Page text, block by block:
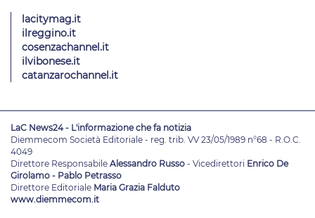
lacitymag.it
ilreggino.it
cosenzachannel.it
ilvibonese.it
catanzarochannel.it
LaC News24 - L'informazione che fa notizia
Diemmecom Società Editoriale - reg. trib. VV 23/05/1989 n°68 - R.O.C.
4049
Direttore Responsabile Alessandro Russo - Vicedirettori Enrico De
Girolamo - Pablo Petrasso
Direttore Editoriale Maria Grazia Falduto
www.diemmecom.it